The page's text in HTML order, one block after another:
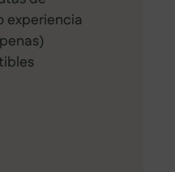
experiencia